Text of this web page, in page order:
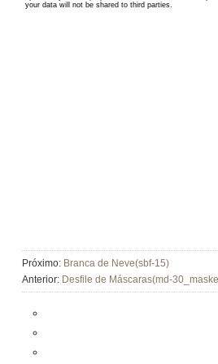
Próximo: Branca de Neve(sbf-15)
Anterior: Desfile de Máscaras(md-